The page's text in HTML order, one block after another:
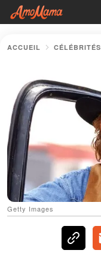
ACCUEIL CÉLÉBRITÉS
Getty Images